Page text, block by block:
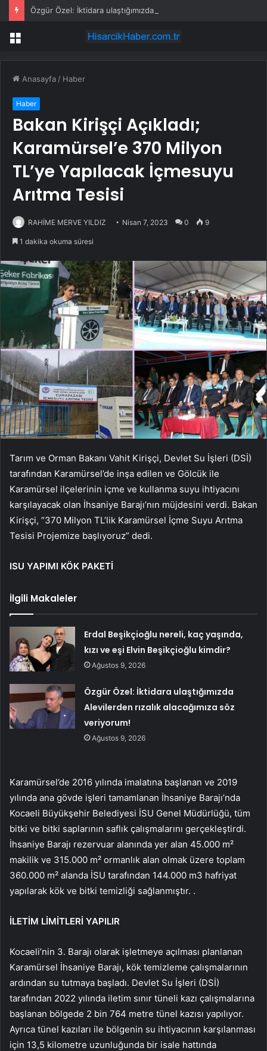
Menü
Anasayfa / Haber
Haber
Bakan Kirişçi Açıkladı;
Karamürsel’e 370 Milyon
TL’ye Yapılacak İçmesuyu
Arıtma Tesisi
RAHİME MERVE YILDIZ Nisan 7, 2023 0 9
1 dakika okuma süresi
Tarım ve Orman Bakanı Vahit Kirişçi, Devlet Su İşleri (DSİ)
tarafından Karamürsel’de inşa edilen ve Gölcük ile
Karamürsel ilçelerinin içme ve kullanma suyu ihtiyacını
karşılayacak olan İhsaniye Barajı’nın müjdesini verdi. Bakan
Kirişçi, “370 Milyon TL’lik Karamürsel İçme Suyu Arıtma
Tesisi Projemize başlıyoruz” dedi.
ISU YAPIMI KÖK PAKETİ
İlgili Makaleler
Erdal Beşikçioğlu nereli, kaç yaşında,
kızı ve eşi Elvin Beşikçioğlu kimdir?
Ağustos 9, 2026
Özgür Özel: İktidara ulaştığımızda
Alevilerden rızalık alacağımıza söz
veriyorum!
Ağustos 9, 2026
Karamürsel’de 2016 yılında imalatına başlanan ve 2019
yılında ana gövde işleri tamamlanan İhsaniye Barajı’nda
Kocaeli Büyükşehir Belediyesi İSU Genel Müdürlüğü, tüm
bitki ve bitki saplarının saflık çalışmalarını gerçekleştirdi.
İhsaniye Barajı rezervuar alanında yer alan 45.000 m²
makilik ve 315.000 m² ormanlık alan olmak üzere toplam
360.000 m² alanda İSU tarafından 144.000 m3 hafriyat
yapılarak kök ve bitki temizliği sağlanmıştır. .
İLETİM LİMİTLERİ YAPILIR
Kocaeli’nin 3. Barajı olarak işletmeye açılması planlanan
Karamürsel İhsaniye Barajı, kök temizleme çalışmalarının
ardından su tutmaya başladı. Devlet Su İşleri (DSİ)
tarafından 2022 yılında iletim sınır tüneli kazı çalışmalarına
başlanan bölgede 2 bin 764 metre tünel kazısı yapılıyor.
Ayrıca tünel kazıları ile bölgenin su ihtiyacının karşılanması
için 13,5 kilometre uzunluğunda bir isale hattında